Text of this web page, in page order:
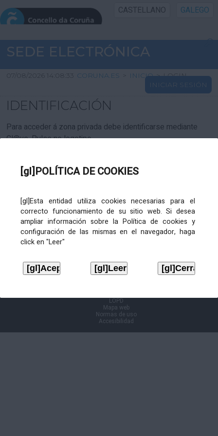
[gl]POLÍTICA DE COOKIES
[gl]Esta entidad utiliza cookies necesarias para el
correcto funcionamiento de su sitio web. Si desea
ampliar información sobre la Política de cookies y
configuración de las mismas en el navegador, haga
click en "Leer"
CASTELLANO GALEGO
INICIO SEDE
INICIO
INFORMACIÓN PÚBLICA
CARTAFOL CIDADÁN
SEDE ELECTRÓNICA
07/08/2026 14:08:33 CORUNA.ES > INICIO > LOGIN
INICIAR SESIÓN
IDENTIFICACIÓN
Para acceder á zona privada debe identificarse mediante
Cl@ve. Pulse no logotipo
LOPD
Mapa web
Normas de uso
Accesibilidad